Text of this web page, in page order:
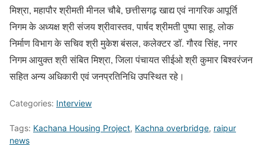
मिश्रा, महापौर श्रीमती मीनल चौबे, छत्तीसगढ़ खाद्य एवं नागरिक आपूर्ति
निगम के अध्यक्ष श्री संजय श्रीवास्तव, पार्षद श्रीमती पुष्पा साहू, लोक
निर्माण विभाग के सचिव श्री मुकेश बंसल, कलेक्टर डॉ. गौरव सिंह, नगर
निगम आयुक्त श्री संबित मिश्रा, जिला पंचायत सीईओ श्री कुमार बिश्वरंजन
सहित अन्य अधिकारी एवं जनप्रतिनिधि उपस्थित रहे।
Categories: Interview
Tags: Kachana Housing Project, Kachna overbridge, raipur
news